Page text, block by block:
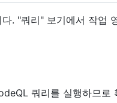
. "쿼리" 보기에서 작업
쿼리를 실행하므로